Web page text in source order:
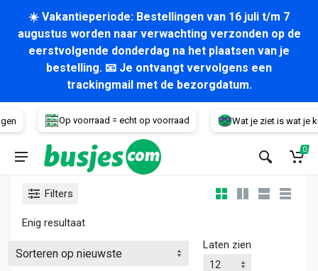
☀️ Vakantieperiode: Bestellingen van 16 juli t/m 7
augustus worden naar verwachting verzonden op de
eerstvolgende donderdag na het plaatsen van je
bestelling. 📧 Je ontvangt vervolgens een
trackingmail met de bezorgdatum.
Op voorraad = echt op voorraad Wat je ziet is wat je
Voertuig
0
Filters
Enig resultaat
Laten zien